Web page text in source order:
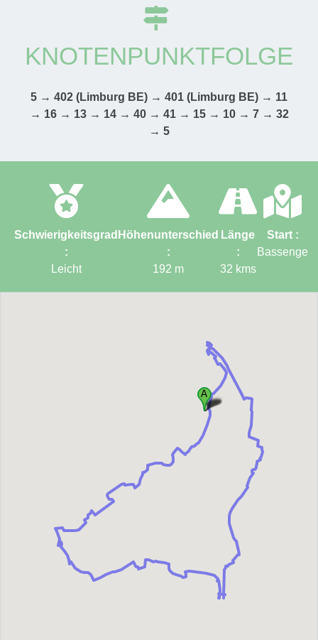
KNOTENPUNKTFOLGE
5 → 402 (Limburg BE) → 401 (Limburg BE) → 11
→ 16 → 13 → 14 → 40 → 41 → 15 → 10 → 7 → 32
→ 5
Schwierigkeitsgrad
:
Leicht
Höhenunterschied
:
192 m
Länge
:
32 kms
Start :
Bassenge